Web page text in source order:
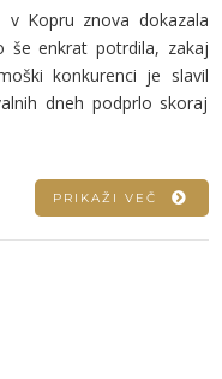
v Kopru znova dokazala
še enkrat potrdila, zakaj
konkurenci je slavil
dneh podprlo skoraj
PRIKAŽI VEČ